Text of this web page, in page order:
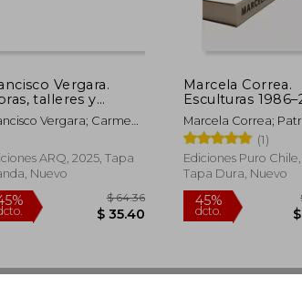
Vergara.
talleres y
Vergara; Carmen
ARQ, 2025, Tapa
Nuevo
Marcela Correa.
Esculturas
(en Bilingüe)
Marcela Correa;
Mardones; Smiljan
Alberto Sato
(1)
Ediciones Puro Chile,
Tapa Dura, Nuevo